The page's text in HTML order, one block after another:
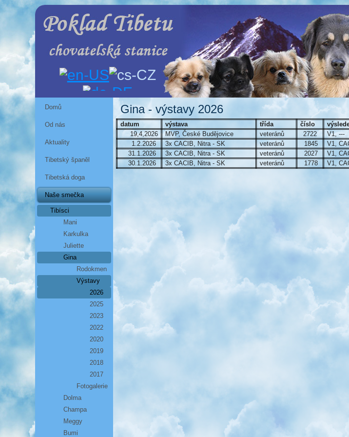
Domů
Od nás
Aktuality
Tibetský španěl
Tibetská doga
Naše smečka
Tibísci
Mani
Karkulka
Juliette
Gina
Rodokmen
Výstavy
2026
2025
2023
2022
2020
2019
2018
2017
Fotogalerie
Dolma
Champa
Meggy
Bumi
Gina - výstavy 2026
datum výstava třída číslo
19,4,2026
MVP, České Budějovice veteránů 2722 V1, ---
1.2.2026
3x CACIB, Nitra - SK veteránů 1845 V1,
31.1.2026
3x CACIB, Nitra - SK veteránů 2027 V1,
30.1.2026
3x CACIB, Nitra - SK veteránů 1778 V1,